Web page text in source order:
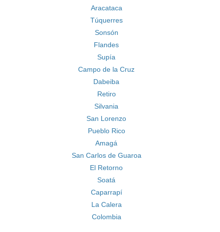
Aracataca
Túquerres
Sonsón
Flandes
Supía
Campo de la Cruz
Dabeiba
Retiro
Silvania
San Lorenzo
Pueblo Rico
Amagá
San Carlos de Guaroa
El Retorno
Soatá
Caparrapí
La Calera
Colombia